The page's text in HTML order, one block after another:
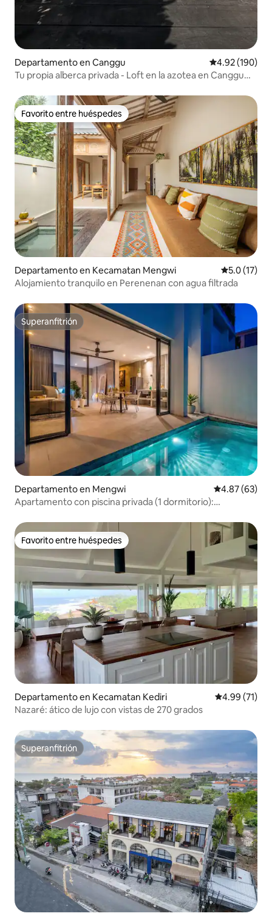
Departamento en Canggu Calificación
4.92 (190)
Tu propia alberca privada - Loft en la azotea en Canggu
Favorito entre huéspedes
Favorito entre huéspedes
Departamento en Kecamatan Mengwi Calificación
5.0 (17)
Alojamiento tranquilo en Perenenan con agua filtrada
Superanfitrión
Superanfitrión
Departamento en Mengwi Calificación
4.87 (63)
Apartamento con piscina privada (1 dormitorio):
Favorito entre huéspedes
Favorito entre huéspedes
Departamento en Kecamatan Kediri Calificación
4.99 (71)
Nazaré: ático de lujo con vistas de 270 grados
Superanfitrión
Superanfitrión